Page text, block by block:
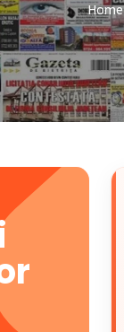
Home